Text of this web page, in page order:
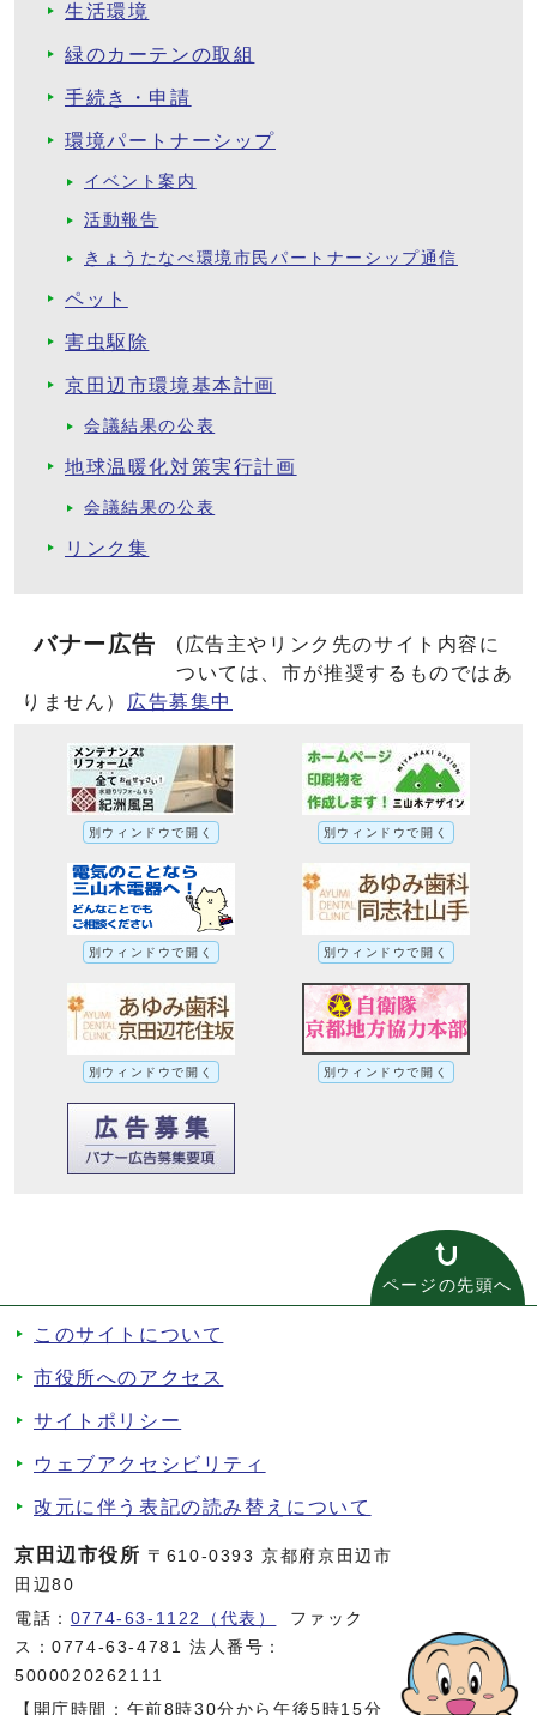
生活環境
緑のカーテンの取組
手続き・申請
環境パートナーシップ
イベント案内
活動報告
きょうたなべ環境市民パートナーシップ通信
ペット
害虫駆除
京田辺市環境基本計画
会議結果の公表
地球温暖化対策実行計画
会議結果の公表
リンク集
バナー広告
(広告主やリンク先のサイト内容に
ついては、市が推奨するものではあ
りません）
広告募集中
別ウィンドウで開く 別ウィンドウで開く
別ウィンドウで開く 別ウィンドウで開く
別ウィンドウで開く 別ウィンドウで開く
ページの先頭へ
このサイトについて
市役所へのアクセス
サイトポリシー
ウェブアクセシビリティ
改元に伴う表記の読み替えについて
京田辺市役所 〒610-0393 京都府京田辺市
田辺80
電話： 0774-63-1122（代表）
ファック
ス：0774-63-4781 法人番号：
5000020262111
【開庁時間：午前8時30分から午後5時15分